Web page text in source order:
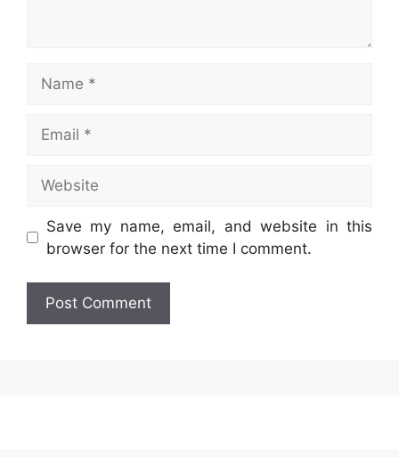
Save my name, email, and website in this
browser for the next time I comment.